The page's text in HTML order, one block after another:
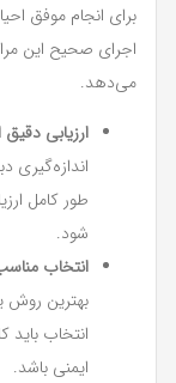
برای انجام موفق
اجرای صحیح این
می‌دهد.
ارزیابی دقیق
اندازه‌گیری
طور کامل
شود.
انتخاب
بهترین روش
انتخاب
ایمنی باشد.